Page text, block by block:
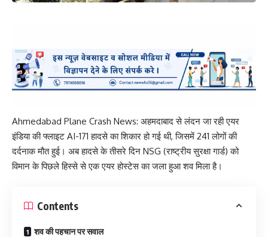
Ahmedabad Plane Crash News: अहमदाबाद से लंदन जा रही एयर
इंडिया की फ्लाइट AI-171 हादसे का शिकार हो गई थी, जिसमें 241 लोगों की
दर्दनाक मौत हुई। अब हादसे के तीसरे दिन NSG (राष्ट्रीय सुरक्षा गार्ड) को
विमान के पिछले हिस्से से एक एयर होस्टेस का जला हुआ शव मिला है।
Contents
शव की पहचान पर सवाल